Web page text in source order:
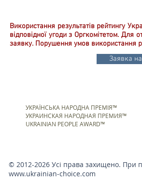
Використання результатів рейтингу
відповідної угоди з Оргкомітетом. Для
заявку. Порушення умов використання
Заявка
УКРАЇНСЬКА НАРОДНА ПРЕМІЯ™
УКРАИНСКАЯ НАРОДНАЯ ПРЕМИЯ™
UKRAINIAN PEOPLE AWARD™
© 2012-2026 Усі права захищено. При
www.ukrainian-choice.com